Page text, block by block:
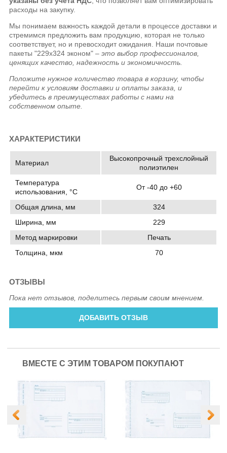
расходы на закупку.
Мы понимаем важность каждой детали в процессе доставки и
стремимся предложить вам продукцию, которая не только
соответствует, но и превосходит ожидания. Наши почтовые
пакеты "229х324 эконом" –это выбор профессионалов,
ценящих качество, надежность и экономичность.
Положите нужное количество товара в корзину, чтобы
перейти к условиям доставки и оплаты заказа, и
убедитесь в преимуществах работы с нами на
собственном опыте.
ХАРАКТЕРИСТИКИ
Материал
Высокопрочный трехслойный
полиэтилен
Температура
использования, °C
От -40 до +60
Общая длина, мм
324
Ширина, мм
229
Метод маркировки
Печать
Толщина, мкм
70
ОТЗЫВЫ
Пока нет отзывов, поделитесь первым своим мнением.
ДОБАВИТЬ ОТЗЫВ
ВМЕСТЕ С ЭТИМ ТОВАРОМ ПОКУПАЮТ